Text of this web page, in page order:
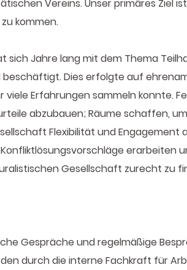
Vereins. Unser primäres Ziel
kommen.
sich Jahre lang mit dem Thema
Dies erfolgte auf
Erfahrungen sammeln konnte.
abzubauen; Räume schaffen,
Flexibilität und Engagement
erarbeiten
Gesellschaft zurecht zu
Gespräche und regelmäßige
durch die interne Fachkraft für